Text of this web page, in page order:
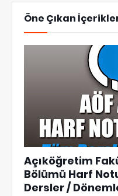
Öne Çıkan
Açıköğretim
Bölümü Harf
Dersler /